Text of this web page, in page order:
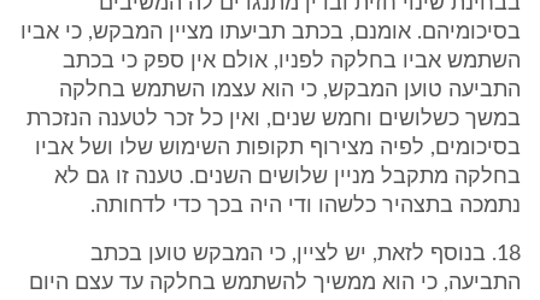
בסיכומיהם. אומנם, בכתב תביעתו מציין המבקש, כי אביו
השתמש אביו בחלקה לפניו, אולם אין ספק כי בכתב
התביעה טוען המבקש, כי הוא עצמו השתמש בחלקה
במשך כשלושים וחמש שנים, ואין כל זכר לטענה הנזכרת
בסיכומים, לפיה מצירוף תקופות השימוש שלו ושל אביו
בחלקה מתקבל מניין שלושים השנים. טענה זו גם לא
נתמכה בתצהיר כלשהו ודי היה בכך כדי לדחותה.
18. בנוסף לזאת, יש לציין, כי המבקש טוען בכתב
התביעה, כי הוא ממשיך להשתמש בחלקה עד עצם היום